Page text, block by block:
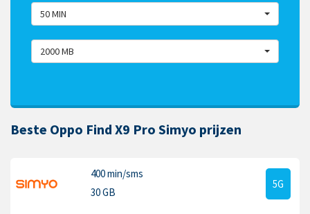
50 MIN
2000 MB
Beste Oppo Find X9 Pro Simyo prijzen
400 min/sms
30 GB
5G